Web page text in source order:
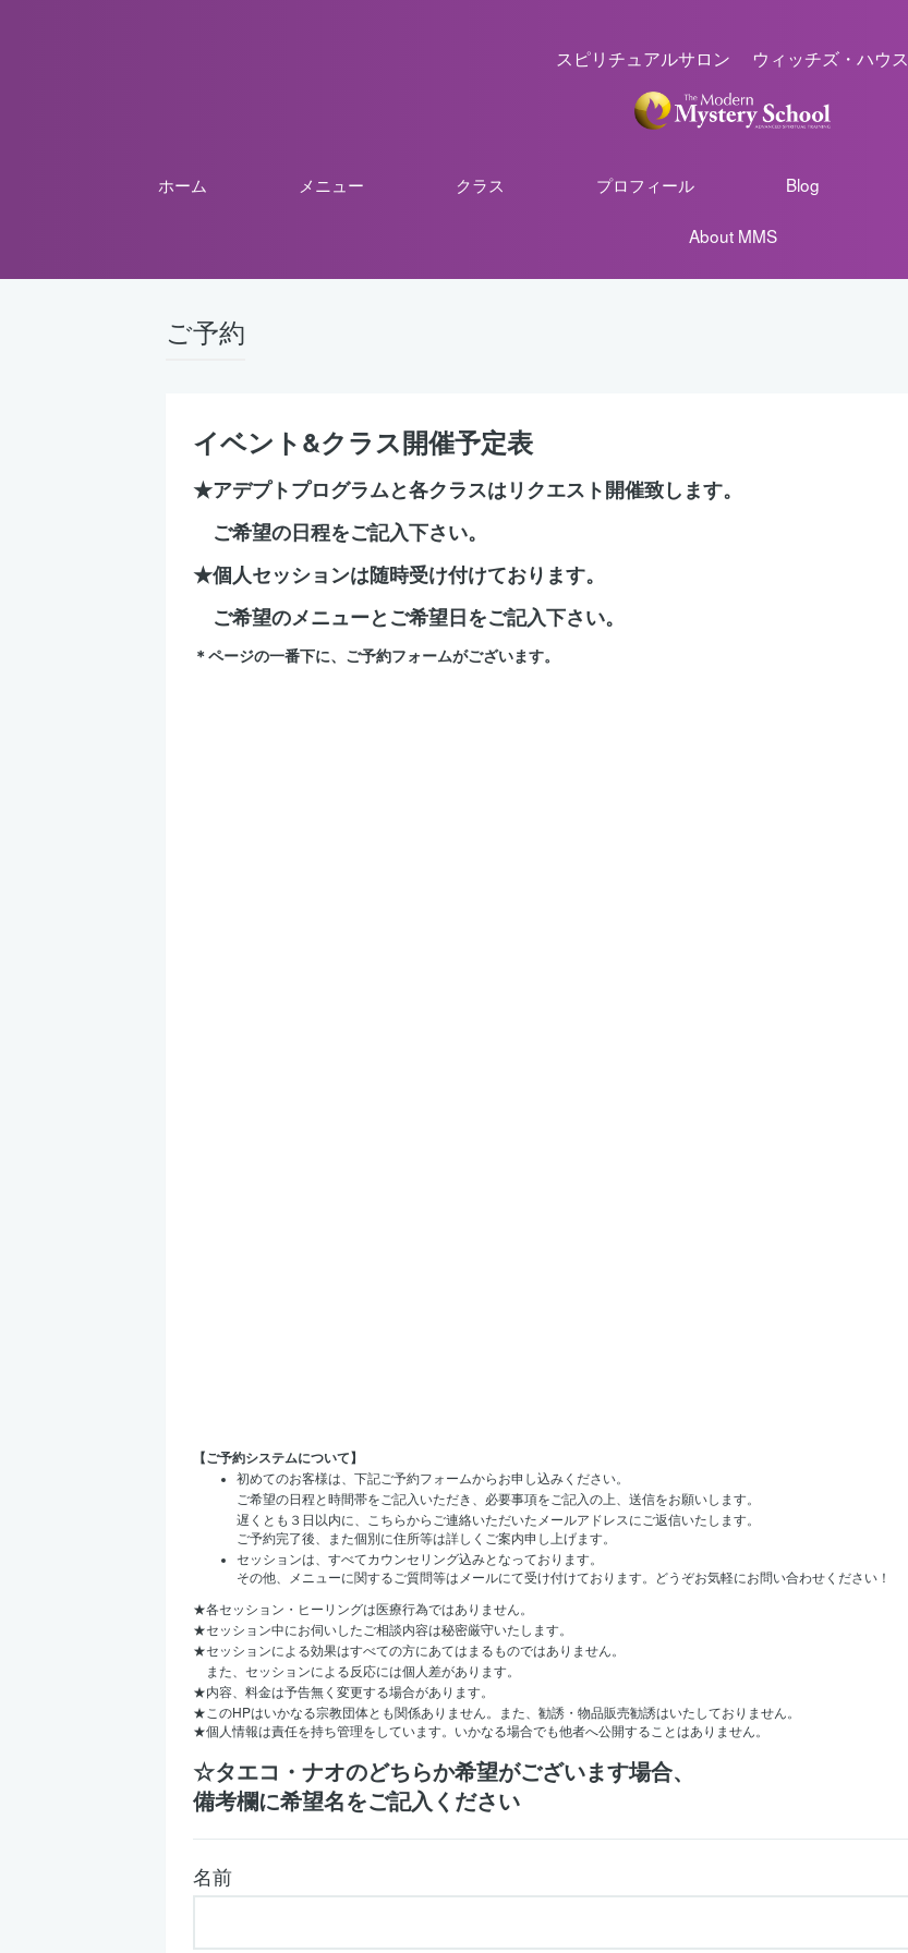
スピリチュアルサロン ウィッチズ・ハウス
ホーム メニュー クラス プロフィール Blog
About MMS
ご予約
イベント&クラス開催予定表
★アデプトプログラムと各クラスはリクエスト開催致します。
ご希望の日程をご記入下さい。
★個人セッションは随時受け付けております。
ご希望のメニューとご希望日をご記入下さい。
＊ページの一番下に、ご予約フォームがございます。
【ご予約システムについて】
初めてのお客様は、下記ご予約フォームからお申し込みください。
ご希望の日程と時間帯をご記入いただき、必要事項をご記入の上、送信をお願いします。
遅くとも３日以内に、こちらからご連絡いただいたメールアドレスにご返信いたします。
ご予約完了後、また個別に住所等は詳しくご案内申し上げます。
セッションは、すべてカウンセリング込みとなっております。
その他、メニューに関するご質問等はメールにて受け付けております。どうぞお気軽にお問い合わせください！
★各セッション・ヒーリングは医療行為ではありません。
★セッション中にお伺いしたご相談内容は秘密厳守いたします。
★セッションによる効果はすべての方にあてはまるものではありません。
また、セッションによる反応には個人差があります。
★内容、料金は予告無く変更する場合があります。
★このHPはいかなる宗教団体とも関係ありません。また、勧誘・物品販売勧誘はいたしておりません。
★個人情報は責任を持ち管理をしています。いかなる場合でも他者へ公開することはありません。
☆タエコ・ナオのどちらか希望がございます場合、
備考欄に希望名をご記入ください
名前